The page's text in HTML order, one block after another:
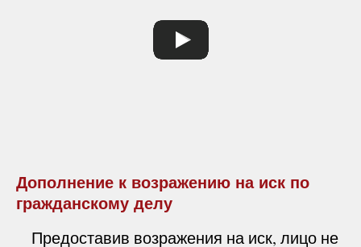
Дополнение к возражению на иск по
гражданскому делу
Предоставив возражения на иск, лицо не